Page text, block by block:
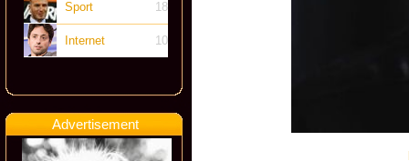
Sport 18
Internet 10
Advertisement